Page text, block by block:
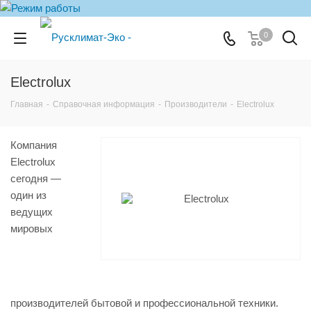
0
Electrolux
Главная - Справочная информация - Производители - Electrolux
Компания
Electrolux
сегодня —
один из
ведущих
мировых
производителей бытовой и профессиональной техники.